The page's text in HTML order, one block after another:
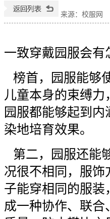
来源：校服网
一致穿戴园服会有
榜首，园服能够
儿童本身的束缚
园服都能够起到
染地培育效果。
第二，园服还能
况很不相同，服
子能穿相同的服
成一种协作、联